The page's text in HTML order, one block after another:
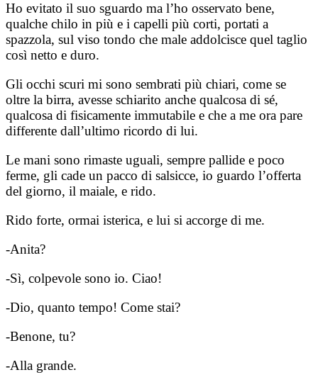
Ho evitato il suo sguardo ma l’ho osservato bene,
qualche chilo in più e i capelli più corti, portati a
spazzola, sul viso tondo che male addolcisce quel taglio
così netto e duro.
Gli occhi scuri mi sono sembrati più chiari, come se
oltre la birra, avesse schiarito anche qualcosa di sé,
qualcosa di fisicamente immutabile e che a me ora pare
differente dall’ultimo ricordo di lui.
Le mani sono rimaste uguali, sempre pallide e poco
ferme, gli cade un pacco di salsicce, io guardo l’offerta
del giorno, il maiale, e rido.
Rido forte, ormai isterica, e lui si accorge di me.
-Anita?
-Sì, colpevole sono io. Ciao!
-Dio, quanto tempo! Come stai?
-Benone, tu?
-Alla grande.